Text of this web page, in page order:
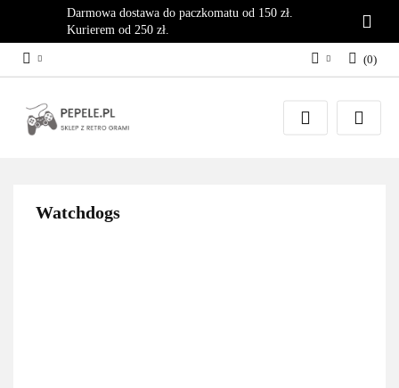
Darmowa dostawa do paczkomatu od 150 zł.
Kurierem od 250 zł.
Zaloguj się
Załóż konto
(0)
Watchdogs